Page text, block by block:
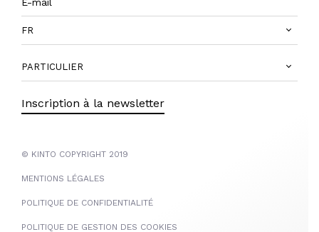
FR
PARTICULIER
Inscription à la newsletter
© KINTO COPYRIGHT 2019
MENTIONS LÉGALES
POLITIQUE DE CONFIDENTIALITÉ
POLITIQUE DE GESTION DES COOKIES